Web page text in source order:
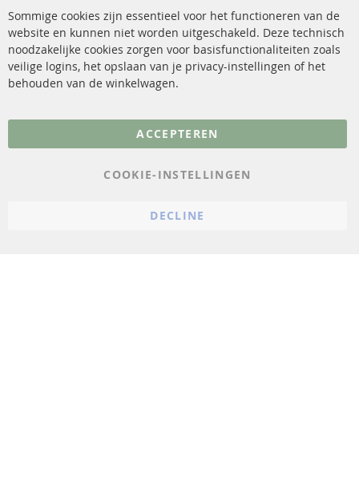
Katalysator (KAT)
sensoren
FAQ
Verzendingskosten
Contact
Annuleer contract
Gegevensbescherming
Sommige cookies zijn essentieel voor het functioneren van de
website en kunnen niet worden uitgeschakeld. Deze technisch
noodzakelijke cookies zorgen voor basisfunctionaliteiten zoals
veilige logins, het opslaan van je privacy-instellingen of het
behouden van de winkelwagen.
ACCEPTEREN
COOKIE-INSTELLINGEN
DECLINE